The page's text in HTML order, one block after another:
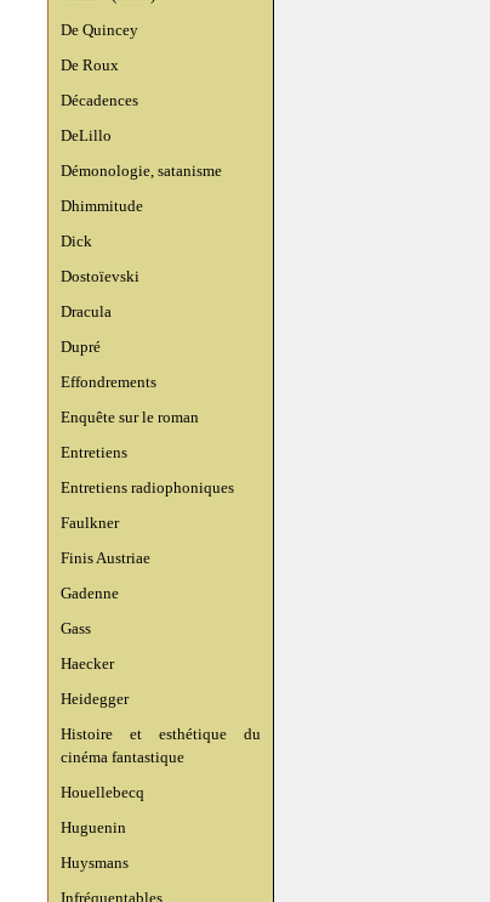
De Quincey
De Roux
Décadences
DeLillo
Démonologie, satanisme
Dhimmitude
Dick
Dostoïevski
Dracula
Dupré
Effondrements
Enquête sur le roman
Entretiens
Entretiens radiophoniques
Faulkner
Finis Austriae
Gadenne
Gass
Haecker
Heidegger
Histoire et esthétique du
cinéma fantastique
Houellebecq
Huguenin
Huysmans
Infréquentables